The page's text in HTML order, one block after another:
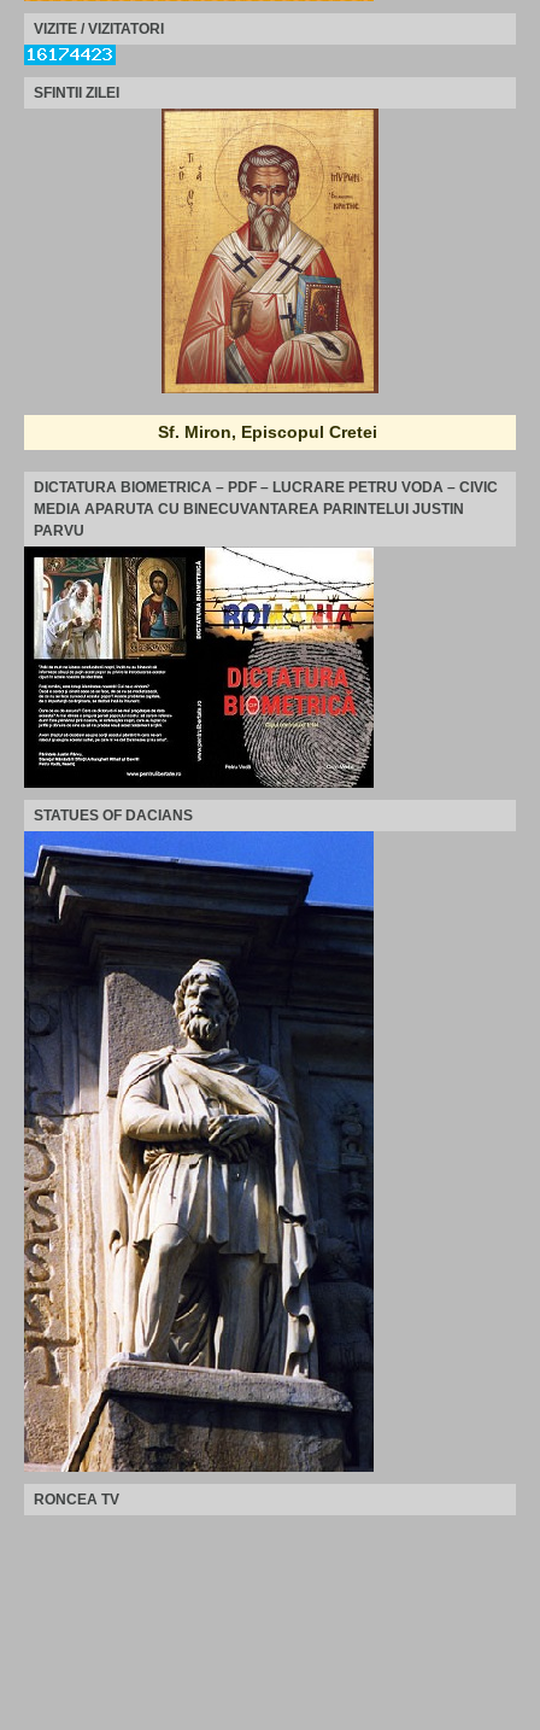
VIZITE / VIZITATORI
SFINTII ZILEI
Sf. Miron, Episcopul Cretei
DICTATURA BIOMETRICA – PDF – LUCRARE PETRU VODA – CIVIC
MEDIA APARUTA CU BINECUVANTAREA PARINTELUI JUSTIN
PARVU
STATUES OF DACIANS
RONCEA TV